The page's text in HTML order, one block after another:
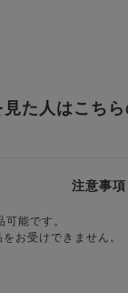
見た人はこち
注意事項
能です。
お受けできません。